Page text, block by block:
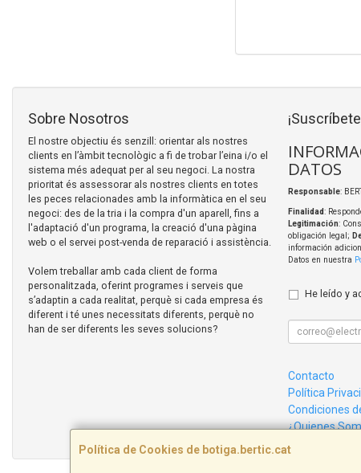
Política de Cookies de botiga.bertic.cat
Sobre Nosotros
El nostre objectiu és senzill: orientar als nostres
clients en l’àmbit tecnològic a fi de trobar l’eina i/o el
sistema més adequat per al seu negoci. La nostra
prioritat és assessorar als nostres clients en totes
les peces relacionades amb la informàtica en el seu
negoci: des de la tria i la compra d'un aparell, fins a
l'adaptació d'un programa, la creació d'una pàgina
web o el servei post-venda de reparació i assistència.
Volem treballar amb cada client de forma
personalitzada, oferint programes i serveis que
s’adaptin a cada realitat, perquè si cada empresa és
diferent i té unes necessitats diferents, perquè no
han de ser diferents les seves solucions?
DATOS
Responsable:
Finalidad:
Legitimación:
obligación legal;
información
Datos en nuestra
He leído y
Contacto
Política
Condiciones
¿Quienes